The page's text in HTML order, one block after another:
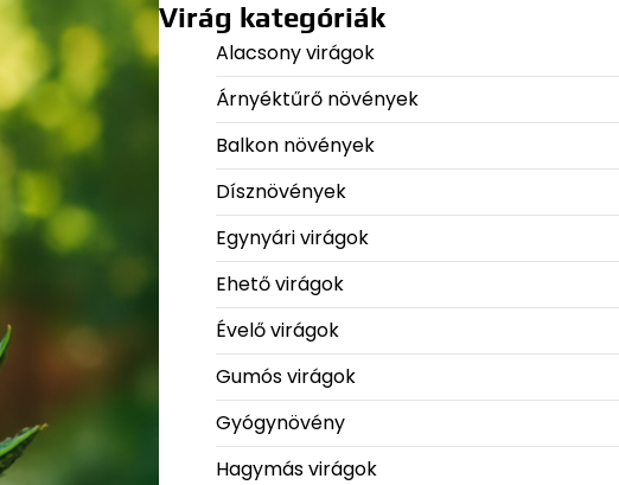
Virág kategóriák
Alacsony virágok
Árnyéktűrő növények
Balkon növények
Dísznövények
Egynyári virágok
Ehető virágok
Évelő virágok
Gumós virágok
Gyógynövény
Hagymás virágok